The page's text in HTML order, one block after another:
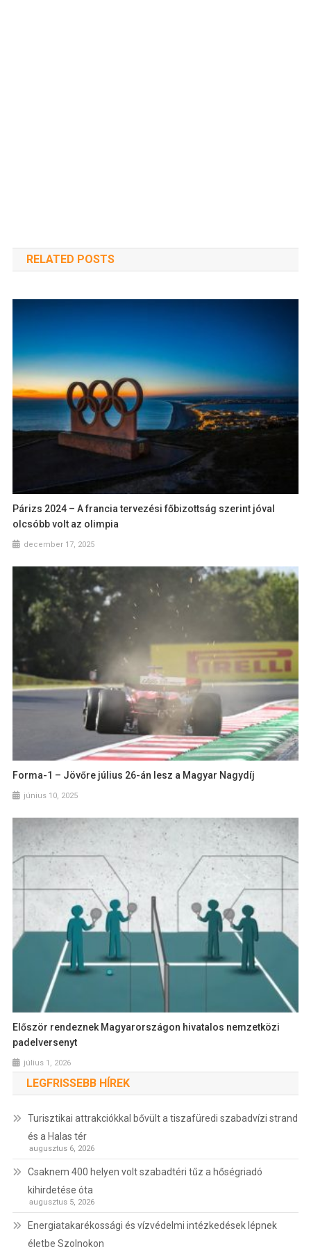
RELATED POSTS
Párizs 2024 – A francia tervezési főbizottság szerint jóval
olcsóbb volt az olimpia
december 17, 2025
Forma-1 – Jövőre július 26-án lesz a Magyar Nagydíj
június 10, 2025
Először rendeznek Magyarországon hivatalos nemzetközi
padelversenyt
július 1, 2026
LEGFRISSEBB HÍREK
Turisztikai attrakciókkal bővült a tiszafüredi szabadvízi strand
és a Halas tér
augusztus 6, 2026
Csaknem 400 helyen volt szabadtéri tűz a hőségriadó
kihirdetése óta
augusztus 5, 2026
Energiatakarékossági és vízvédelmi intézkedések lépnek
életbe Szolnokon